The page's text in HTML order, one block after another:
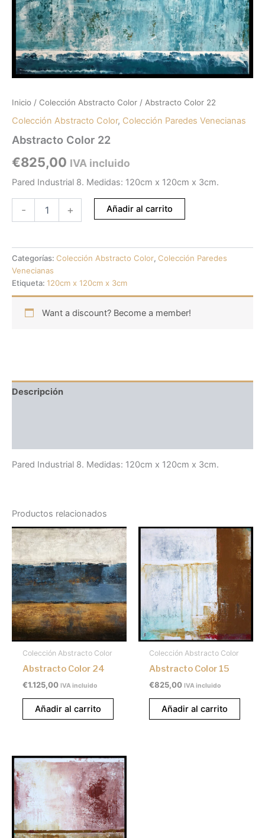
Inicio / Colección Abstracto Color / Abstracto Color 22
Colección Abstracto Color, Colección Paredes Venecianas
Abstracto Color 22
€825,00 IVA incluido
Pared Industrial 8. Medidas: 120cm x 120cm x 3cm.
- + Añadir al carrito
Categorías: Colección Abstracto Color, Colección Paredes
Venecianas
Etiqueta: 120cm x 120cm x 3cm
Want a discount? Become a member!
Descripción
Pared Industrial 8. Medidas: 120cm x 120cm x 3cm.
Productos relacionados
Colección Abstracto Color
Abstracto Color 24
€1.125,00 IVA incluido
Añadir al carrito
Colección Abstracto Color
Abstracto Color 15
€825,00 IVA incluido
Añadir al carrito